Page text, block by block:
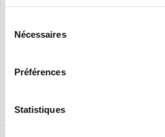
Nécessaires
Préférences
Statistiques